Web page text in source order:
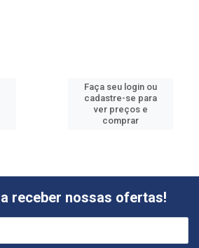
Faça seu login ou
cadastre-se para
ver preços e
comprar
receber nossas ofertas!